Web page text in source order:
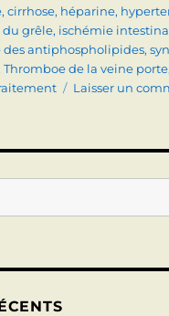
,cirrhose, héparine,
du grêle, ischémie
des antiphospholipides,
Thromboe de la veine porte
Laisser un